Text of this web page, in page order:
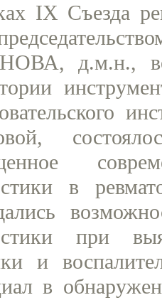
IX Съезда
д.м.н.,
в
при
и
в